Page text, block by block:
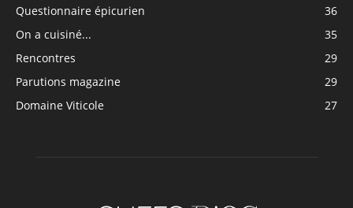
Questionnaire épicurien
36
On a cuisiné...
35
Rencontres
29
Parutions magazine
29
Domaine Viticole
27